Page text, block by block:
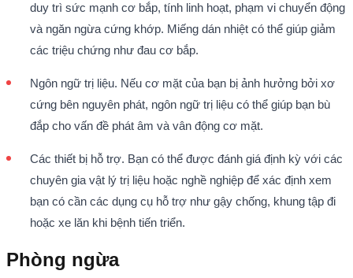
duy trì sức mạnh cơ bắp, tính linh hoạt, phạm vi chuyển động
và ngăn ngừa cứng khớp. Miếng dán nhiệt có thể giúp giảm
các triệu chứng như đau cơ bắp.
Ngôn ngữ trị liệu. Nếu cơ mặt của bạn bị ảnh hưởng bởi xơ
cứng bên nguyên phát, ngôn ngữ trị liệu có thể giúp bạn bù
đắp cho vấn đề phát âm và vân động cơ mặt.
Các thiết bị hỗ trợ. Bạn có thể được đánh giá định kỳ với các
chuyên gia vật lý trị liệu hoặc nghề nghiệp để xác định xem
bạn có cần các dụng cụ hỗ trợ như gậy chống, khung tập đi
hoặc xe lăn khi bệnh tiến triển.
Phòng ngừa